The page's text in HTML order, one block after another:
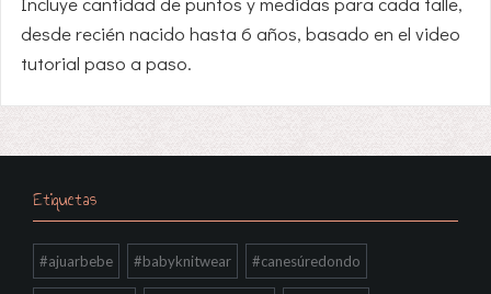
desde recién nacido hasta 6 años, basado en el video
tutorial paso a paso.
Etiquetas
#ajuarbebe #babyknitwear #canesúredondo